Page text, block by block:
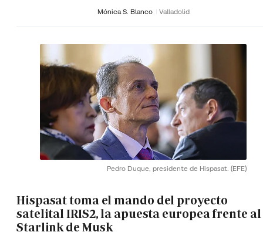
Mónica S. Blanco Valladolid
Pedro Duque, presidente de Hispasat. (EFE)
Hispasat toma el mando del proyecto
satelital IRIS2, la apuesta europea frente al
Starlink de Musk